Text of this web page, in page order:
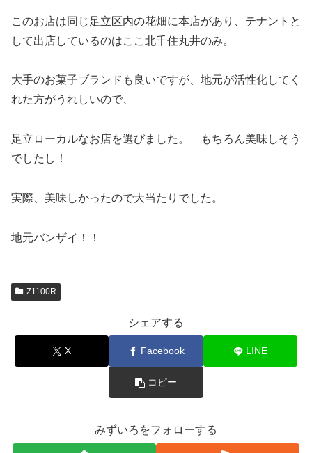
このお店は同じ足立区内の花畑に本店があり、テナントと
して出店しているのはここ北千住丸井のみ。
大手のお菓子ブランドも良いですが、地元が活性化してく
れた方がうれしいので、
足立ローカルなお店を選びました。 もちろん美味しそう
でしたし！
実際、美味しかったので大当たりでした。
地元バンザイ！！
Z1100R
シェアする
X Facebook LINE
コピー
みずいろをフォローする